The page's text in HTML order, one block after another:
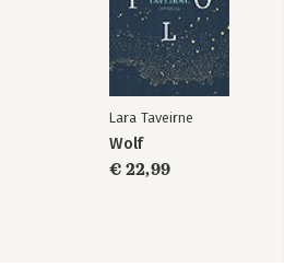
Lara Taveirne
Wolf
€ 22,99